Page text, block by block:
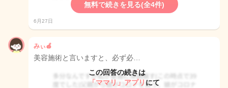
無料で続きを見る(全4件)
6月27日
みぃ🍎
美容施術と言いますと、必ず必…
この回答の続きは
「ママリ」アプリ にて